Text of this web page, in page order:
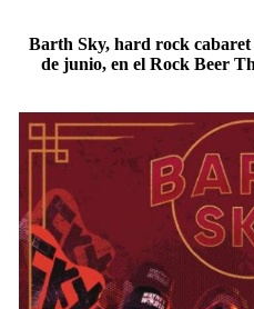
Barth Sky, hard rock cabaret
de junio, en el Rock Beer